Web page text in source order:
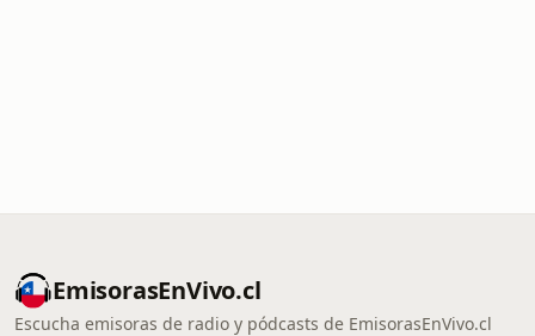
EmisorasEnVivo.cl
Escucha emisoras de radio y pódcasts de EmisorasEnVivo.cl